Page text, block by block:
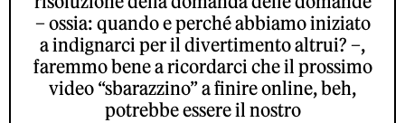
– ossia: quando e perché abbiamo iniziato
a indignarci per il divertimento altrui? –,
faremmo bene a ricordarci che il prossimo
video “sbarazzino” a finire online, beh,
potrebbe essere il nostro